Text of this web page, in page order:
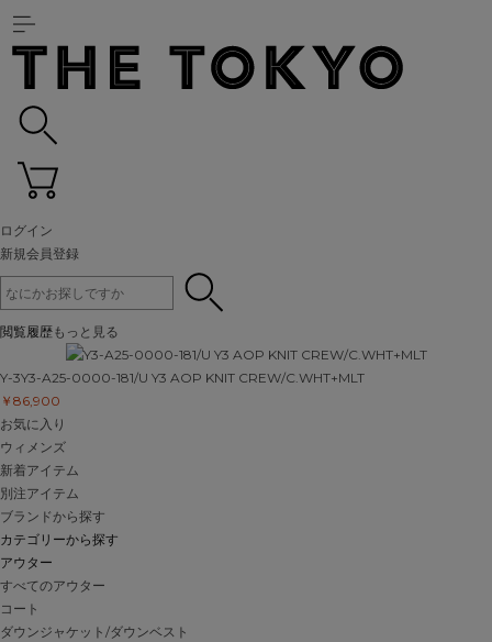
ログイン
新規会員登録
閲覧履歴もっと見る
Y-3Y3-A25-0000-181/U Y3 AOP KNIT CREW/C.WHT+MLT
￥86,900
お気に入り
ウィメンズ
新着アイテム
別注アイテム
ブランドから探す
カテゴリーから探す
アウター
すべてのアウター
コート
ダウンジャケット/ダウンベスト